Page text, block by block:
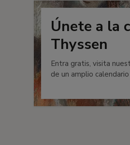
Únete a la
Thyssen
Entra gratis, visita
de un amplio